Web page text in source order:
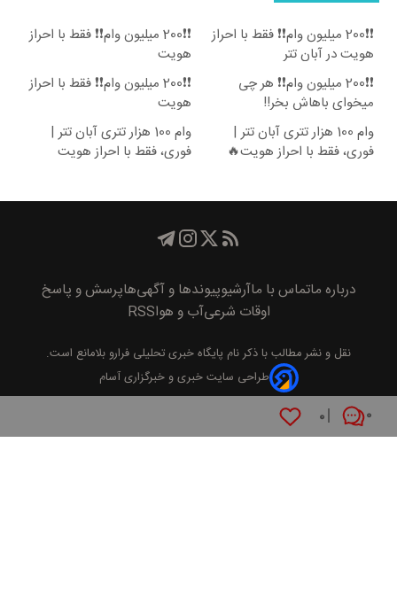
۰ ۰
❗❗200 میلیون وام❗❗ فقط با احراز
هویت در آبان تتر
❗❗200 میلیون وام❗❗ فقط با احراز
هویت
❗❗200 میلیون وام❗❗ هر چی
میخوای باهاش بخر!!
❗❗200 میلیون وام❗❗ فقط با احراز
هویت
وام 100 هزار تتری آبان تتر |
فوری، فقط با احراز هویت🔥
وام 100 هزار تتری آبان تتر |
فوری، فقط با احراز هویت
درباره ماتماس با ماآرشیوپیوند‌ها و آگهی‌هاپرسش و پاسخ
اوقات شرعیآب و هواRSS
نقل و نشر مطالب با ذکر نام پايگاه خبری تحليلی فرارو بلامانع است.
طراحی سایت خبری و خبرگزاری آسام